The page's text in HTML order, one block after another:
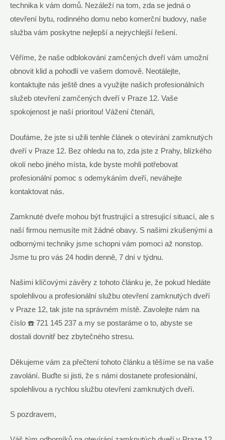
technika k vám domů. Nezáleží na tom, zda se jedná o
otevření bytu, rodinného domu nebo komerční budovy, naše
služba vám poskytne nejlepší a nejrychlejší řešení.
Věříme, že naše odblokování zamčených dveří vám umožní
obnovit klid a pohodlí ve vašem domově. Neotálejte,
kontaktujte nás ještě dnes a využijte našich profesionálních
služeb otevření zamčených dveří v Praze 12. Vaše
spokojenost je naší prioritou! Vážení čtenáři,
Doufáme, že jste si užili tenhle článek o otevírání zamknutých
dveří v Praze 12. Bez ohledu na to, zda jste z Prahy, blízkého
okolí nebo jiného místa, kde byste mohli potřebovat
profesionální pomoc s odemykáním dveří, neváhejte
kontaktovat nás.
Zamknuté dveře mohou být frustrující a stresující situací, ale s
naší firmou nemusíte mít žádné obavy. S našimi zkušenými a
odbornými techniky jsme schopni vám pomoci až nonstop.
Jsme tu pro vás 24 hodin denně, 7 dní v týdnu.
Našimi klíčovými závěry z tohoto článku je, že pokud hledáte
spolehlivou a profesionální službu otevření zamknutých dveří
v Praze 12, tak jste na správném místě. Zavolejte nám na
číslo ☎️ 721 145 237 a my se postaráme o to, abyste se
dostali dovnitř bez zbytečného stresu.
Děkujeme vám za přečtení tohoto článku a těšíme se na vaše
zavolání. Buďte si jisti, že s námi dostanete profesionální,
spolehlivou a rychlou službu otevření zamknutých dveří.
S pozdravem,